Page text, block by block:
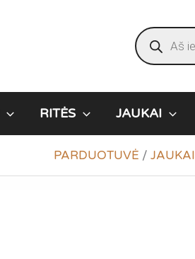
Products
search
RITĖS JAUKAI
PARDUOTUVĖ / JAUKAI